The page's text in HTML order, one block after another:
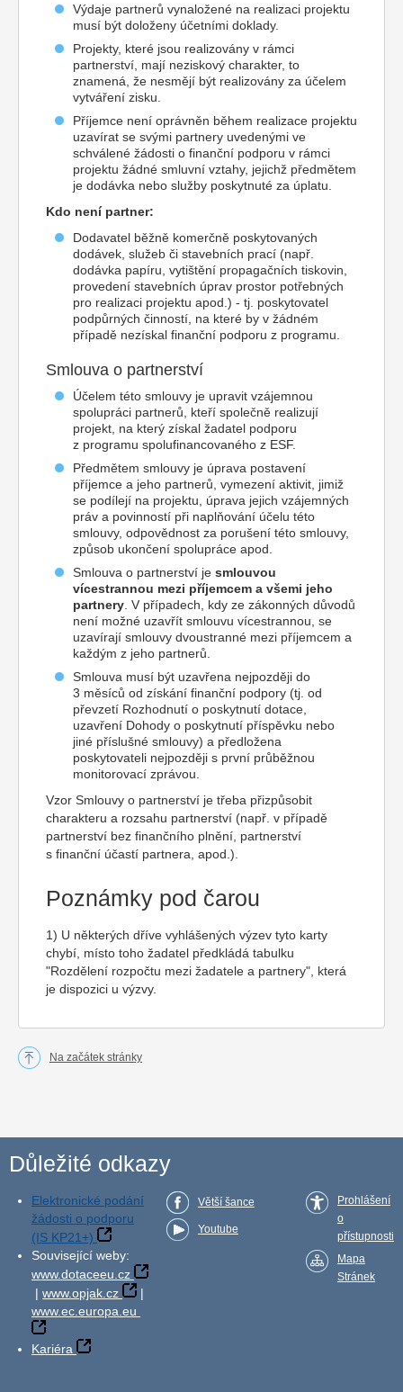
Výdaje partnerů vynaložené na realizaci projektu
musí být doloženy účetními doklady.
Projekty, které jsou realizovány v rámci
partnerství, mají neziskový charakter, to
znamená, že nesmějí být realizovány za účelem
vytváření zisku.
Příjemce není oprávněn během realizace projektu
uzavírat se svými partnery uvedenými ve
schválené žádosti o finanční podporu v rámci
projektu žádné smluvní vztahy, jejichž předmětem
je dodávka nebo služby poskytnuté za úplatu.
Kdo není partner:
Dodavatel běžně komerčně poskytovaných
dodávek, služeb či stavebních prací (např.
dodávka papíru, vytištění propagačních tiskovin,
provedení stavebních úprav prostor potřebných
pro realizaci projektu apod.) - tj. poskytovatel
podpůrných činností, na které by v žádném
případě nezískal finanční podporu z programu.
Smlouva o partnerství
Účelem této smlouvy je upravit vzájemnou
spolupráci partnerů, kteří společně realizují
projekt, na který získal žadatel podporu
z programu spolufinancovaného z ESF.
Předmětem smlouvy je úprava postavení
příjemce a jeho partnerů, vymezení aktivit, jimiž
se podílejí na projektu, úprava jejich vzájemných
práv a povinností při naplňování účelu této
smlouvy, odpovědnost za porušení této smlouvy,
způsob ukončení spolupráce apod.
Smlouva o partnerství je smlouvou
vícestrannou mezi příjemcem a všemi jeho
partnery . V případech, kdy ze zákonných důvodů
není možné uzavřít smlouvu vícestrannou, se
uzavírají smlouvy dvoustranné mezi příjemcem a
každým z jeho partnerů.
Smlouva musí být uzavřena nejpozději do
3 měsíců od získání finanční podpory (tj. od
převzetí Rozhodnutí o poskytnutí dotace,
uzavření Dohody o poskytnutí příspěvku nebo
jiné příslušné smlouvy) a předložena
poskytovateli nejpozději s první průběžnou
monitorovací zprávou.
Vzor Smlouvy o partnerství je třeba přizpůsobit
charakteru a rozsahu partnerství (např. v případě
partnerství bez finančního plnění, partnerství
s finanční účastí partnera, apod.).
Poznámky pod čarou
1) U některých dříve vyhlášených výzev tyto karty
chybí, místo toho žadatel předkládá tabulku
"Rozdělení rozpočtu mezi žadatele a partnery", která
je dispozici u výzvy.
Na začátek stránky
Důležité odkazy
Elektronické podání
žádosti o podporu
(IS KP21+)
Související weby:
www.dotaceeu.cz
| www.opjak.cz
|
www.ec.europa.eu
Kariéra
Větší šance
Youtube
Prohlášení
o
přístupnosti
Mapa
Stránek